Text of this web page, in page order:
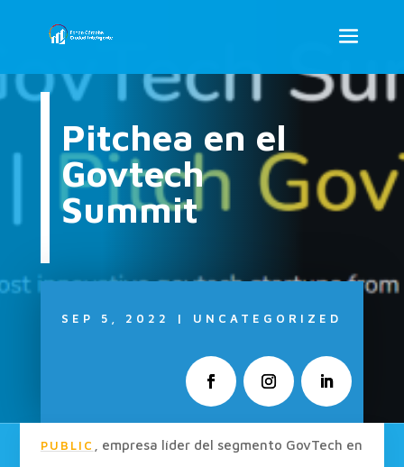
Pitchea en el
Govtech
Summit
SEP 5, 2022 | UNCATEGORIZED
PUBLIC , empresa líder del segmento GovTech en